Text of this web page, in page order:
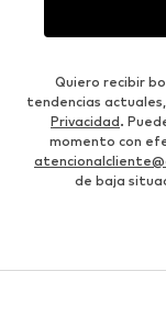
Quiero recibir
tendencias
Privacidad.
momento con
de baja